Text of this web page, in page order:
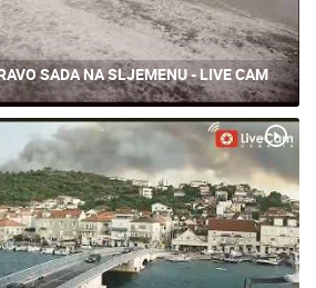
SADA NA SLJEMENU - LIVE CAM